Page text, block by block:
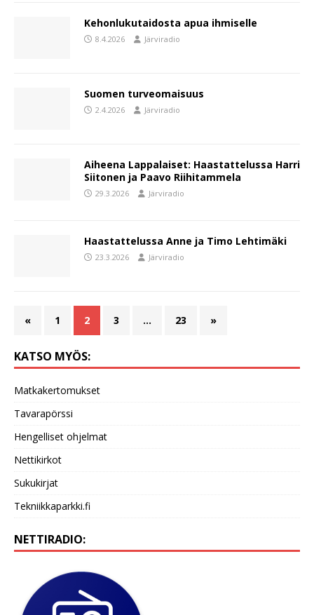
Kehonlukutaidosta apua ihmiselle
8.4.2026 Järviradio
Suomen turveomaisuus
2.4.2026 Järviradio
Aiheena Lappalaiset: Haastattelussa Harri
Siitonen ja Paavo Riihitammela
29.3.2026 Järviradio
Haastattelussa Anne ja Timo Lehtimäki
23.3.2026 Järviradio
« 1 2 3 … 23 »
KATSO MYÖS:
Matkakertomukset
Tavarapörssi
Hengelliset ohjelmat
Nettikirkot
Sukukirjat
Tekniikkaparkki.fi
NETTIRADIO: